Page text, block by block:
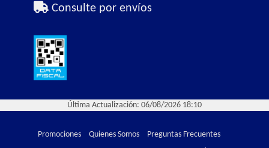
Consulte por envíos
Última Actualización: 06/08/2026 18:10
Promociones Quienes Somos
Preguntas Frecuentes